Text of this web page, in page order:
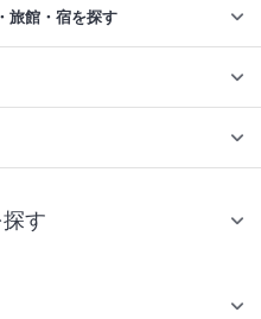
旅館・宿を探す
す